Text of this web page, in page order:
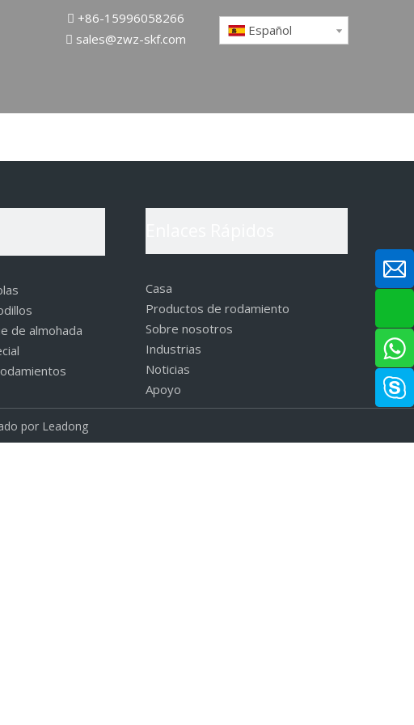
 +86-15996058266
 sales@zwz-skf.com
Español
de almohada
Casa
Productos de rodamiento
Sobre nosotros
Industrias
Noticias
Apoyo
por Leadong